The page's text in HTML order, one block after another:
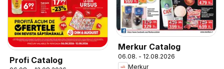
Profi Catalog
Merkur Catalog
06.08. - 12.08.2026
Merkur